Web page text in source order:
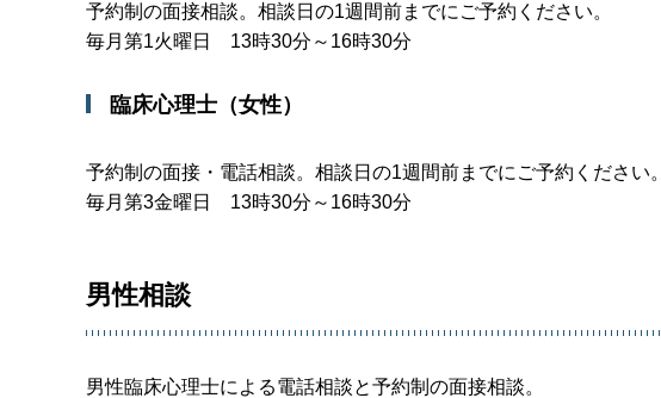
予約制の面接相談。相談日の1週間前までにご予約ください。
毎月第1火曜日 13時30分～16時30分
臨床心理士（女性）
予約制の面接・電話相談。相談日の1週間前までにご予約ください。
毎月第3金曜日 13時30分～16時30分
男性相談
男性臨床心理士による電話相談と予約制の面接相談。